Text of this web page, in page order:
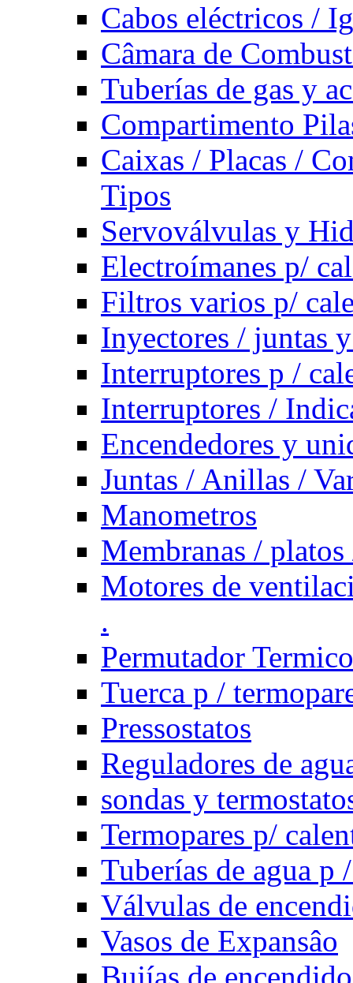
Cabos eléctricos /
Câmara de
Tuberías de gas y
Compartimento
Caixas / Placas /
Tipos
Servoválvulas y
Electroímanes p/
Filtros varios p/
Inyectores / juntas
Interruptores p /
Interruptores /
Encendedores y
Juntas / Anillas /
Manometros
Membranas /
Motores de
.
Permutador Termico
Tuerca p /
Pressostatos
Reguladores de
sondas y
Termopares p/
Tuberías de agua p
Válvulas de
Vasos de Expansâo